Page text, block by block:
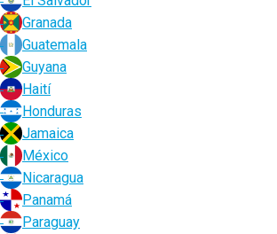
Granada
Guatemala
Guyana
Haití
Honduras
Jamaica
México
Nicaragua
Panamá
Paraguay